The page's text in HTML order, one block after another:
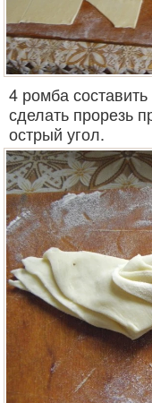
4 ромба
сделать прорезь
острый угол.